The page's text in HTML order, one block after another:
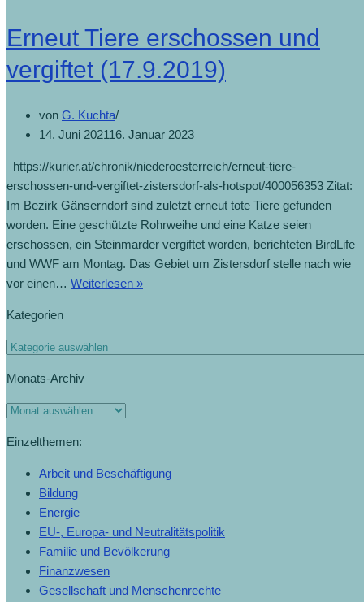
Erneut Tiere erschossen und
vergiftet (17.9.2019)
von G. Kuchta
14. Juni 202116. Januar 2023
https://kurier.at/chronik/niederoesterreich/erneut-tiere-
erschossen-und-vergiftet-zistersdorf-als-hotspot/400056353 Zitat:
Im Bezirk Gänserndorf sind zuletzt erneut tote Tiere gefunden
worden. Eine geschützte Rohrweihe und eine Katze seien
erschossen, ein Steinmarder vergiftet worden, berichteten BirdLife
und WWF am Montag. Das Gebiet um Zistersdorf stelle nach wie
vor einen… Weiterlesen »Erneut
und
Kategorien
Kategorien
Monats-Archiv
Monats-
Einzelthemen:
Arbeit und Beschäftigung
Bildung
Energie
EU-, Europa- und Neutralitätspolitik
Familie und Bevölkerung
Finanzwesen
Gesellschaft und Menschenrechte